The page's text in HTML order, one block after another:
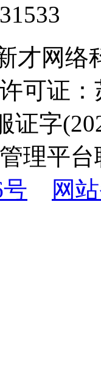
才网络
可证
证字
理平
网